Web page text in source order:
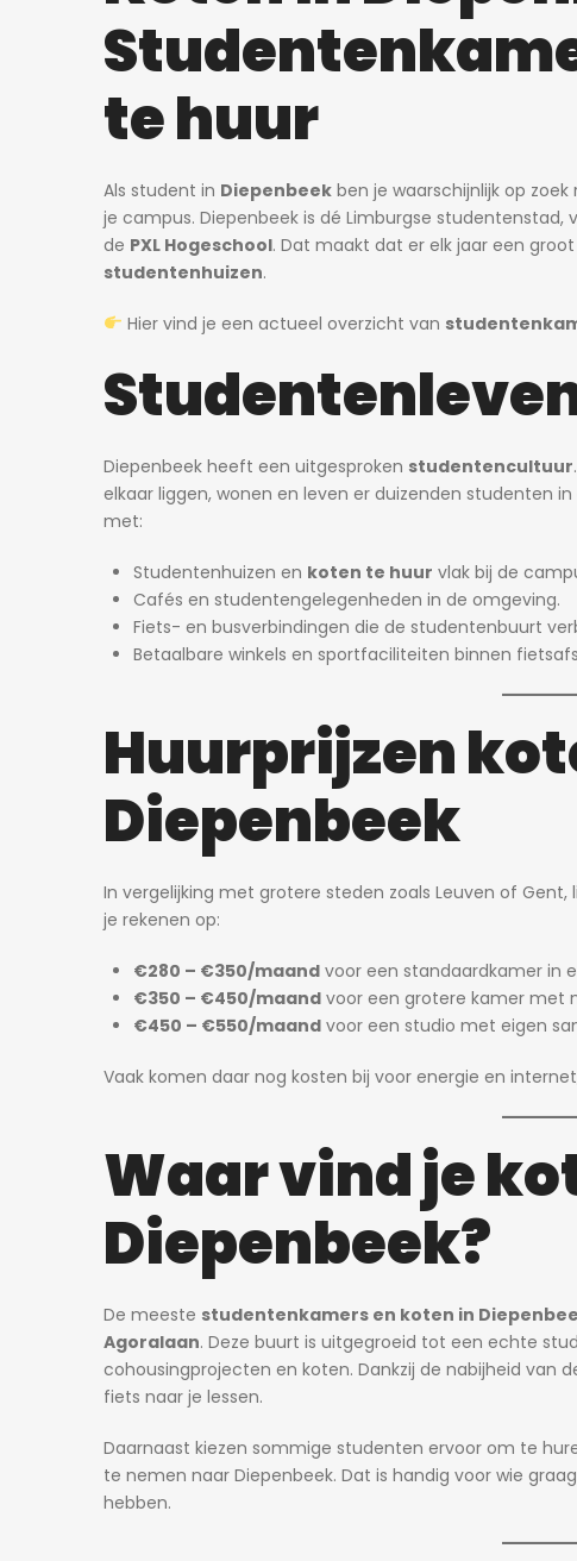
te huur
Als student in Diepenbeek ben je waarschijnlijk op zoek
je campus. Diepenbeek is dé Limburgse studentenstad,
de PXL Hogeschool. Dat maakt dat er elk jaar een
studentenhuizen.
Hier vind je een actueel overzicht van
Diepenbeek heeft een uitgesproken studentencultuur
elkaar liggen, wonen en leven er duizenden studenten
met:
Studentenhuizen en koten te huur vlak bij de
Cafés en studentengelegenheden in de omgeving.
Fiets- en busverbindingen die de studentenbuurt
Betaalbare winkels en sportfaciliteiten binnen
Huurprijzen
Diepenbeek
In vergelijking met grotere steden zoals Leuven of
je rekenen op:
€280 – €350/maand voor een standaardkamer in
€350 – €450/maand voor een grotere kamer met
€450 – €550/maand voor een studio met eigen
Vaak komen daar nog kosten bij voor energie en
Waar vind je
Diepenbeek?
De meeste studentenkamers en koten in
Agoralaan. Deze buurt is uitgegroeid tot een echte
cohousingprojecten en koten. Dankzij de nabijheid van
fiets naar je lessen.
Daarnaast kiezen sommige studenten ervoor om te
te nemen naar Diepenbeek. Dat is handig voor wie
hebben.
2 dagen ago
750€